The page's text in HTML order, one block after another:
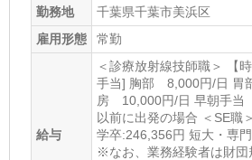
勤務地
千葉県千葉市美浜区
雇用形態
常勤
給与
＜診療放射線技師職＞ 【
手当] 胸部 8,000円/日 胃
房 10,000円/日 早朝手
以前に出発の場合 ＜SE職
学卒:246,356円 短大・専
※なお、業務経験者は財団